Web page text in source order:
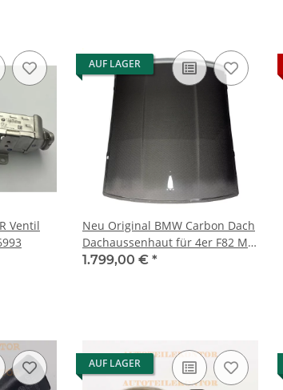
Ventil
AUF LAGER
Neu Original BMW Carbon Dach
Dachaussenhaut für 4er F82 M4
Coupe 3R91/S55
1.799,00 € *
AUF LAGER